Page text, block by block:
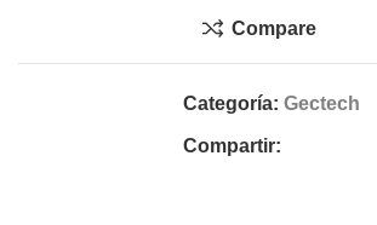
Compare
Categoría: Gectech
Compartir: